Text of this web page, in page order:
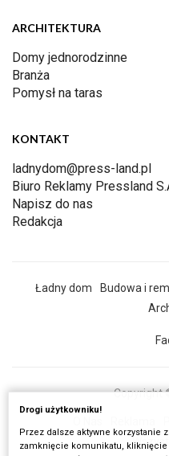
ARCHITEKTURA
Domy jednorodzinne
Branża
Pomysł na taras
KONTAKT
ladnydom@press-land.pl
Biuro Reklamy Pressland
Napisz do nas
Redakcja
Ładny dom Budowa i
Copyright
Drogi użytkowniku!
Przez dalsze aktywne korzystanie
zamknięcie komunikatu,